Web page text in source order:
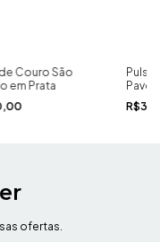
Couro São
em Prata
Pave
ofertas.